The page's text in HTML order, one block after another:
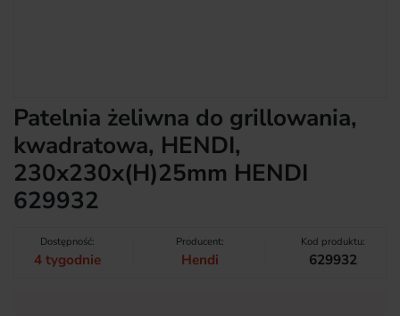
Patelnia żeliwna do grillowania,
kwadratowa, HENDI,
230x230x(H)25mm HENDI
629932
Dostępność:
4 tygodnie
Producent:
Hendi
Kod produktu:
629932